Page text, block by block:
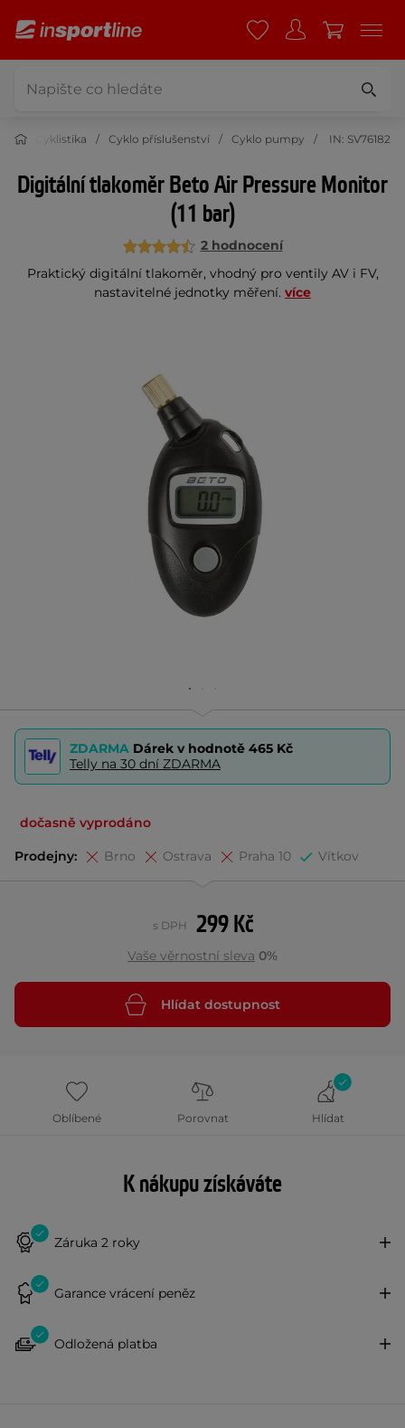
Cyklistika Cyklo příslušenství Cyklo pumpy IN: SV76182
Digitální tlakoměr Beto Air Pressure Monitor
(11 bar)
2 hodnocení
Praktický digitální tlakoměr, vhodný pro ventily AV i FV,
nastavitelné jednotky měření. více
ZDARMA Dárek v hodnotě 465 Kč
Telly na 30 dní ZDARMA
dočasně vyprodáno
Prodejny: Brno Ostrava Praha 10 Vítkov
299 Kč
s DPH
Vaše věrnostní sleva 0%
Hlídat dostupnost
Oblíbené Porovnat Hlídat
K nákupu získáváte
Záruka 2 roky
Garance vrácení peněz
Odložená platba